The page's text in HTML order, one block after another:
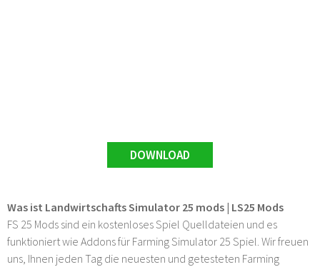
DOWNLOAD
Was ist Landwirtschafts Simulator 25 mods | LS25 Mods
FS 25 Mods sind ein kostenloses Spiel Quelldateien und es
funktioniert wie Addons für Farming Simulator 25 Spiel. Wir freuen
uns, Ihnen jeden Tag die neuesten und getesteten Farming